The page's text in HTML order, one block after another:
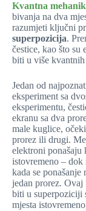
Kvantna
bivanja na dva
razumjeti ključni
superpozicija.
čestice, kao što
biti u više kvantnih
Jedan od
eksperiment sa
eksperimentu,
ekranu sa dva
male kuglice,
prorez ili drugi.
elektroni ponašaju
istovremeno – dok
kada se
jedan prorez. Ovaj
biti u superpoziciji
mjesta